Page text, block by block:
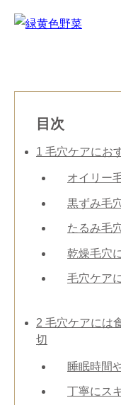
目次
1 毛穴ケアにお
オイリー
黒ずみ毛
たるみ毛
乾燥毛穴
毛穴ケア
2 毛穴ケアには
切
睡眠時間
丁寧にス